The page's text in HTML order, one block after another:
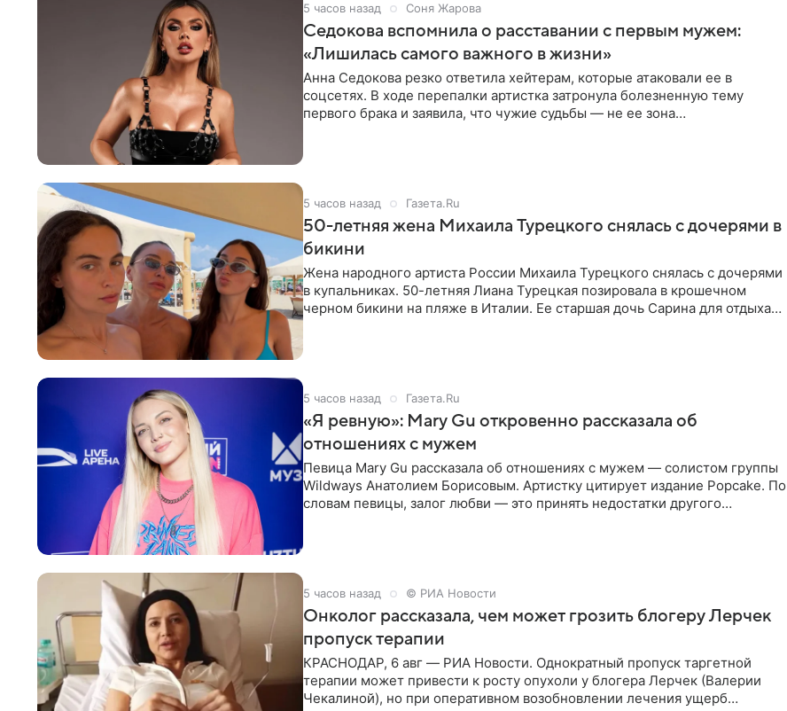
5 часов назад Соня Жарова
Седокова вспомнила о расставании с первым мужем:
«Лишилась самого важного в жизни»
Анна Седокова резко ответила хейтерам, которые атаковали ее в
соцсетях. В ходе перепалки артистка затронула болезненную тему
первого брака и заявила, что чужие судьбы — не ее зона
5 часов назад Газета.Ru
50-летняя жена Михаила Турецкого снялась с дочерями в
бикини
Жена народного артиста России Михаила Турецкого снялась с дочерями
в купальниках. 50-летняя Лиана Турецкая позировала в крошечном
черном бикини на пляже в Италии. Ее старшая дочь Сарина для отдыха
5 часов назад Газета.Ru
«Я ревную»: Mary Gu откровенно рассказала об
отношениях с мужем
Певица Mary Gu рассказала об отношениях с мужем — солистом группы
Wildways Анатолием Борисовым. Артистку цитирует издание Popcake. По
словам певицы, залог любви — это принять недостатки другого
5 часов назад © РИА Новости
Онколог рассказала, чем может грозить блогеру Лерчек
пропуск терапии
КРАСНОДАР, 6 авг — РИА Новости. Однократный пропуск таргетной
терапии может привести к росту опухоли у блогера Лерчек (Валерии
Чекалиной), но при оперативном возобновлении лечения ущерб